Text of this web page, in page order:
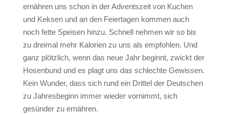
ernähren uns schon in der Adventszeit von Kuchen
und Keksen und an den Feiertagen kommen auch
noch fette Speisen hinzu. Schnell nehmen wir so bis
zu dreimal mehr Kalorien zu uns als empfohlen. Und
ganz plötzlich, wenn das neue Jahr beginnt, zwickt der
Hosenbund und es plagt uns das schlechte Gewissen.
Kein Wunder, dass sich rund ein Drittel der Deutschen
zu Jahresbeginn immer wieder vornimmt, sich
gesünder zu ernähren.